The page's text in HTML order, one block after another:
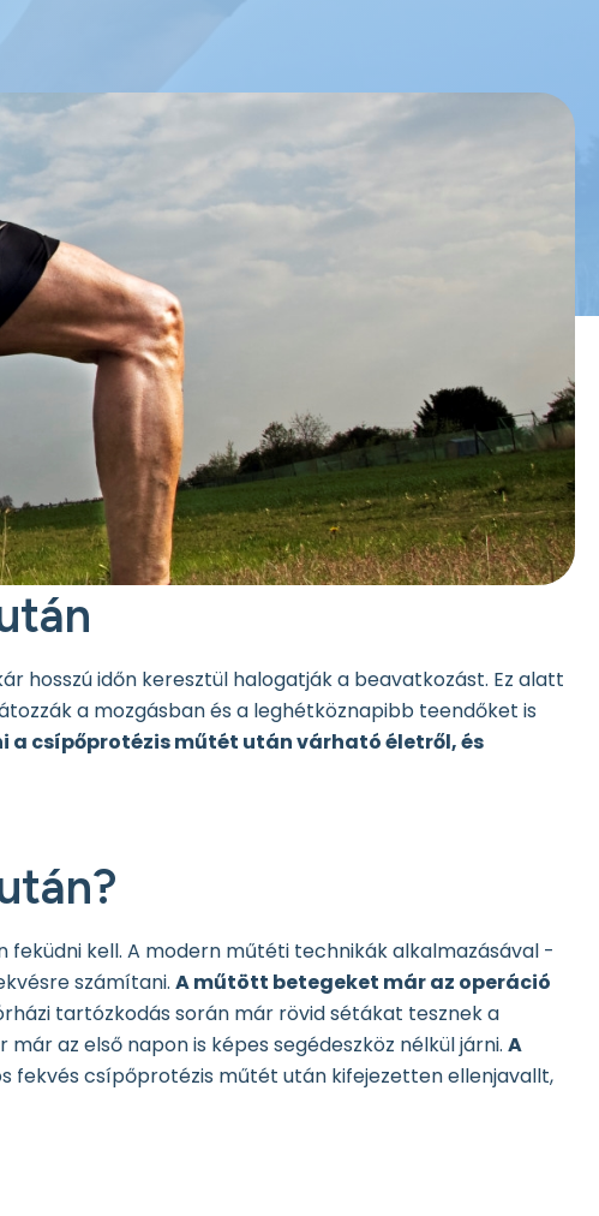
hosszú időn keresztül halogatják a beavatkozást. Ez alatt
a mozgásban és a leghétköznapibb teendőket is
a csípőprotézis műtét után várható életről, és
kell. A modern műtéti technikák alkalmazásával -
számítani. A műtött betegeket már az operáció
tartózkodás során már rövid sétákat tesznek a
az első napon is képes segédeszköz nélkül járni. A
fekvés csípőprotézis műtét után kifejezetten ellenjavallt,